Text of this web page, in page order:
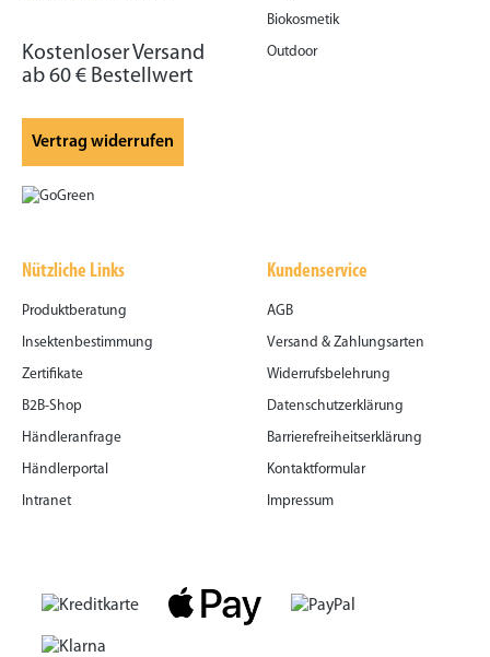
Kostenloser Versand
ab 60 € Bestellwert
Vertrag widerrufen
Biokosmetik
Outdoor
Nützliche Links
Produktberatung
Insektenbestimmung
Zertifikate
B2B-Shop
Händleranfrage
Händlerportal
Intranet
Kundenservice
AGB
Versand & Zahlungsarten
Widerrufsbelehrung
Datenschutzerklärung
Barrierefreiheitserklärung
Kontaktformular
Impressum